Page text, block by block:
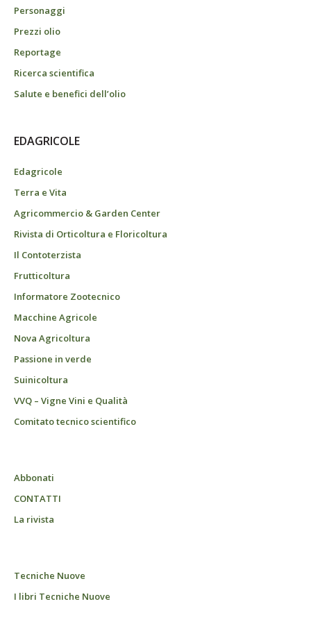
Personaggi
Prezzi olio
Reportage
Ricerca scientifica
Salute e benefici dell’olio
EDAGRICOLE
Edagricole
Terra e Vita
Agricommercio & Garden Center
Rivista di Orticoltura e Floricoltura
Il Contoterzista
Frutticoltura
Informatore Zootecnico
Macchine Agricole
Nova Agricoltura
Passione in verde
Suinicoltura
VVQ – Vigne Vini e Qualità
Comitato tecnico scientifico
Abbonati
CONTATTI
La rivista
Tecniche Nuove
I libri Tecniche Nuove